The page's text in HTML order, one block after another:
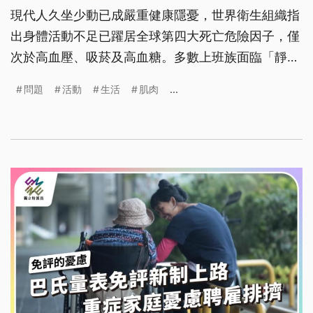
現代人久坐少動已成嚴重健康隱憂，世界衛生組織指
出身體活動不足已躍居全球第四大死亡危險因子，僅
次於高血壓、吸菸及高血糖。多數上班族面臨「靜態
狀，連帶影響兒童發育。面對這項健康危機，專家提
運動設計、遊戲化運動等方式，幫助民眾有效降低健
問題 活動 生活 肌肉 ...